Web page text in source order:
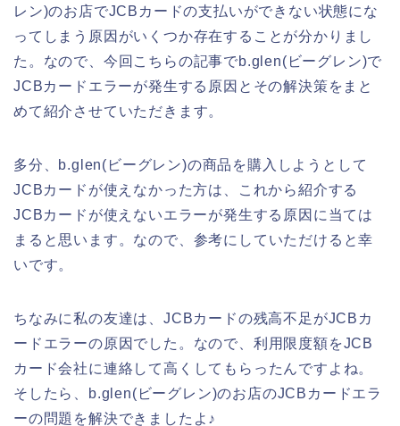
レン)のお店でJCBカードの支払いができない状態にな
ってしまう原因がいくつか存在することが分かりまし
た。なので、今回こちらの記事でb.glen(ビーグレン)で
JCBカードエラーが発生する原因とその解決策をまと
めて紹介させていただきます。
多分、b.glen(ビーグレン)の商品を購入しようとして
JCBカードが使えなかった方は、これから紹介する
JCBカードが使えないエラーが発生する原因に当ては
まると思います。なので、参考にしていただけると幸
いです。
ちなみに私の友達は、JCBカードの残高不足がJCBカ
ードエラーの原因でした。なので、利用限度額をJCB
カード会社に連絡して高くしてもらったんですよね。
そしたら、b.glen(ビーグレン)のお店のJCBカードエラ
ーの問題を解決できましたよ♪